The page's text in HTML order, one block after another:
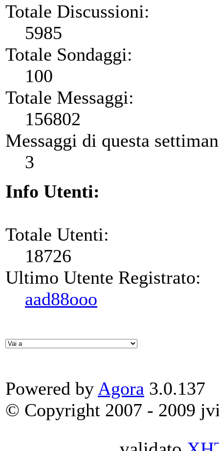
Totale Discussioni:
5985
Totale Sondaggi:
100
Totale Messaggi:
156802
Messaggi di questa
3
Info Utenti:
Totale Utenti:
18726
Ultimo Utente Registrato:
aad88ooo
Powered by Agora 3.0.137
© Copyright 2007 - 2009